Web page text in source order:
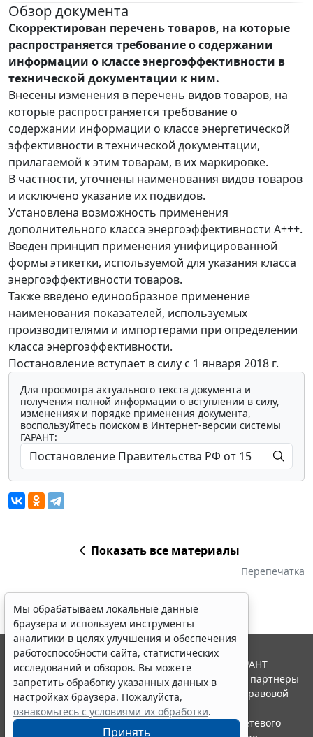
Обзор документа
Скорректирован перечень товаров, на которые
распространяется требование о содержании
информации о классе энергоэффективности в
технической документации к ним.
Внесены изменения в перечень видов товаров, на
которые распространяется требование о
содержании информации о классе энергетической
эффективности в технической документации,
прилагаемой к этим товарам, в их маркировке.
В частности, уточнены наименования видов товаров
и исключено указание их подвидов.
Установлена возможность применения
дополнительного класса энергоэффективности А+++.
Введен принцип применения унифицированной
формы этикетки, используемой для указания класса
энергоэффективности товаров.
Также введено единообразное применение
наименования показателей, используемых
производителями и импортерами при определении
класса энергоэффективности.
Постановление вступает в силу с 1 января 2018 г.
Для просмотра актуального текста документа и
получения полной информации о вступлении в силу,
изменениях и порядке применения документа,
воспользуйтесь поиском в Интернет-версии системы
ГАРАНТ:
Показать все материалы
Перепечатка
Мы обрабатываем локальные данные
браузера и используем инструменты
аналитики в целях улучшения и обеспечения
работоспособности сайта, статистических
исследований и обзоров. Вы можете
запретить обработку указанных данных в
настройках браузера. Пожалуйста,
ознакомьтесь с условиями их обработки.
Принять
© ООО "НПП "ГАРАНТ-СЕРВИС", 2026. Система ГАРАНТ
выпускается с 1990 года. Компания "Гарант" и ее партнеры
являются участниками Российской ассоциации правовой
информации ГАРАНТ.
Портал ГАРАНТ.РУ зарегистрирован в качестве сетевого